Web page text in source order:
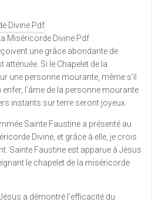
Miséricorde Divine Pdf
une grâce abondante de
atténuée. Si le Chapelet de la
une personne mourante, même s’il
enfer, l’âme de la personne mourante
instants sur terre seront joyeux.
Sainte Faustine a présenté au
Divine, et grâce à elle, je crois
Sainte Faustine est apparue à Jésus
le chapelet de la miséricorde
a démontré l’efficacité du